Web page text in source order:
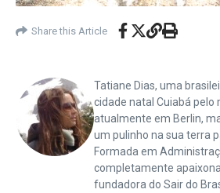
Share this Article
Tatiane Dias, uma
cidade natal Cuiabá pelo
atualmente em Berlin,
um pulinho na sua terra
Formada em
completamente
fundadora do Sair do